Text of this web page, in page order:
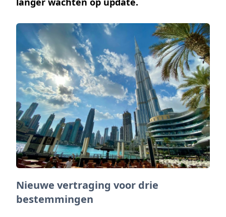
Nieuwe vertraging voor drie
bestemmingen